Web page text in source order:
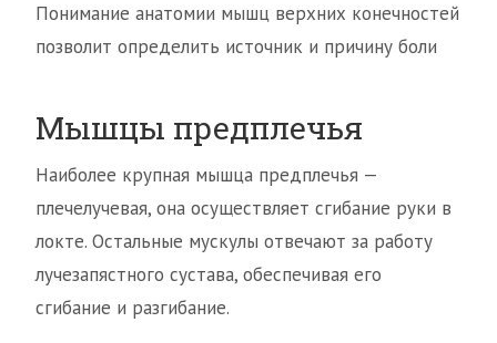
Понимание анатомии мышц верхних конечностей
позволит определить источник и причину боли
Мышцы предплечья
Наиболее крупная мышца предплечья —
плечелучевая, она осуществляет сгибание руки в
локте. Остальные мускулы отвечают за работу
лучезапястного сустава, обеспечивая его
сгибание и разгибание.